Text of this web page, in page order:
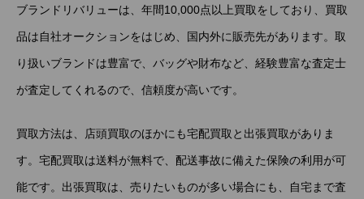
ブランドリバリューは、年間10,000点以上買取をしており、買取
品は自社オークションをはじめ、国内外に販売先があります。取
り扱いブランドは豊富で、バッグや財布など、経験豊富な査定士
が査定してくれるので、信頼度が高いです。
買取方法は、店頭買取のほかにも宅配買取と出張買取がありま
す。宅配買取は送料が無料で、配送事故に備えた保険の利用が可
能です。出張買取は、売りたいものが多い場合にも、自宅まで査